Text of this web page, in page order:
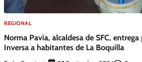
REGIONAL
Norma Pavía, alcaldesa de SFC,
Inversa a habitantes de La Boquilla